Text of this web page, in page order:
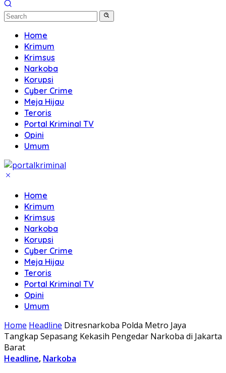
Home
Krimum
Krimsus
Narkoba
Korupsi
Cyber Crime
Meja Hijau
Teroris
Portal Kriminal TV
Opini
Umum
Home
Krimum
Krimsus
Narkoba
Korupsi
Cyber Crime
Meja Hijau
Teroris
Portal Kriminal TV
Opini
Umum
Home Headline Ditresnarkoba Polda Metro Jaya
Tangkap Sepasang Kekasih Pengedar Narkoba di Jakarta
Barat
Headline, Narkoba